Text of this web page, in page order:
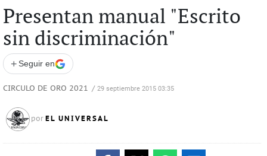
Presentan manual "Escrito
sin discriminación"
+ Seguir en
CIRCULO DE ORO 2021 / 29 septiembre 2015 03:35
por EL UNIVERSAL